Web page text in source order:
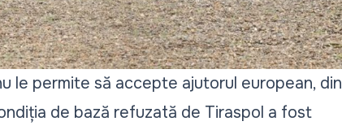
le permite să accepte ajutorul european, din
de bază refuzată de Tiraspol a fost